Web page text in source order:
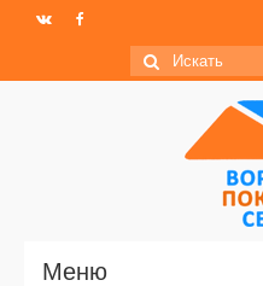
Искать:
Меню